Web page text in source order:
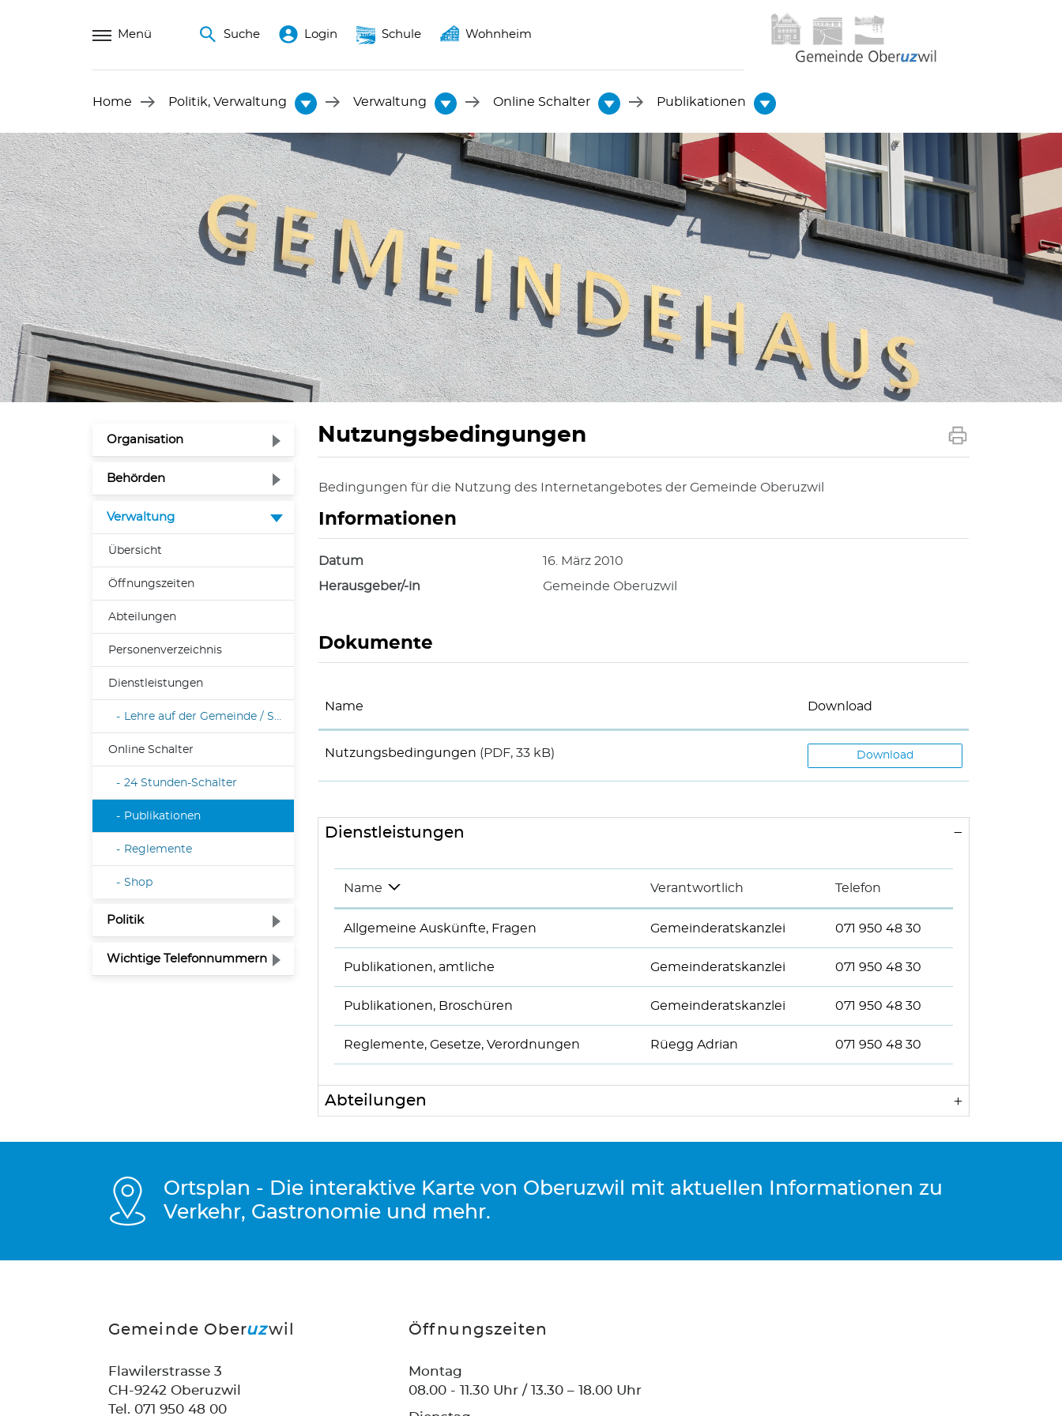
Menü Suche Login Schule Wohnheim
Home Politik, Verwaltung Verwaltung Online Schalter Publikationen
Organisation
Behörden
Verwaltung
Übersicht
Öffnungszeiten
Abteilungen
Personenverzeichnis
Dienstleistungen
Lehre auf der Gemeinde / Schnuppern
Online Schalter
24 Stunden-Schalter
Publikationen(ausgewählt)
Reglemente
Shop
Politik
Wichtige Telefonnummern
Nutzungsbedingungen
Bedingungen für die Nutzung des Internetangebotes der Gemeinde Oberuzwil
Informationen
Datum
16. März 2010
Herausgeber/-in
Gemeinde Oberuzwil
Dokumente
Name Download
Nutzungsbedingungen (PDF, 33 kB) Download
Zugehörige Objekte
Dienstleistungen
Name Verantwortlich Telefon
Allgemeine Auskünfte, Fragen Gemeinderatskanzlei 071 950 48 30
Publikationen, amtliche Gemeinderatskanzlei 071 950 48 30
Publikationen, Broschüren Gemeinderatskanzlei 071 950 48 30
Reglemente, Gesetze, Verordnungen Rüegg Adrian 071 950 48 30
Abteilungen
Ortsplan - Die interaktive Karte von Oberuzwil mit aktuellen Informationen zu
Verkehr, Gastronomie und mehr.
Gemeinde Oberuzwil
Flawilerstrasse 3
CH-9242 Oberuzwil
Tel. 071 950 48 00
Öffnungszeiten
Montag
08.00 - 11.30 Uhr / 13.30 – 18.00 Uhr